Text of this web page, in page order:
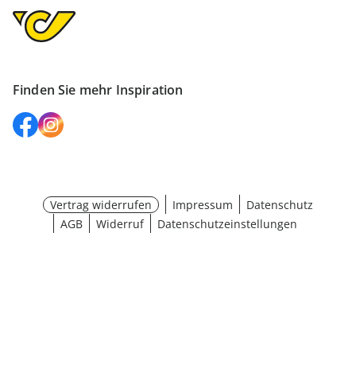
Finden Sie mehr Inspiration
Vertrag widerrufen Impressum
Datenschutz
AGB
Widerruf Datenschutzeinstellungen